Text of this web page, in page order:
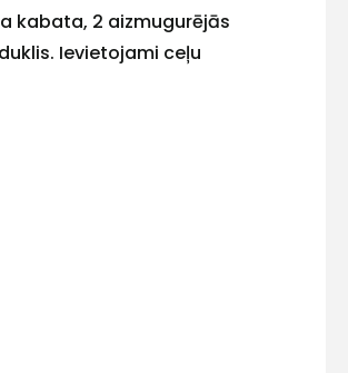
kabata, 2 aizmugurējās
Ievietojami ceļu